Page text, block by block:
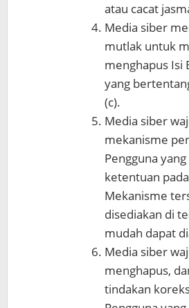
atau cacat
Media siber
mutlak untuk
menghapus Isi
yang
(c).
Media siber
mekanisme
Pengguna
ketentuan
Mekanisme
disediakan di
mudah dapat
Media siber
menghapus,
tindakan